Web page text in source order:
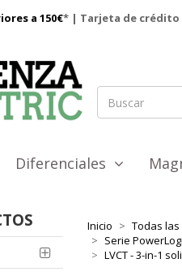
a 150€* | Tarjeta de crédito
Diferenciales
Inicio Todas
Serie
LVCT - 3-in-1